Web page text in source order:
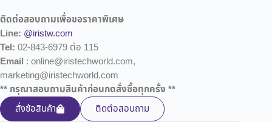
ติดต่อสอบถามเพื่อขอราคาพิเศษ
Line: @iristw.com
Tel: 02-843-6979 ต่อ 115
Email : online@iristechworld.com,
marketing@iristechworld.com
** กรุณาสอบถามสินค้าก่อนกดสั่งซื้อทุกครั้ง **
สั่งซ้อสินค้า
ติดต่อสอบถาม